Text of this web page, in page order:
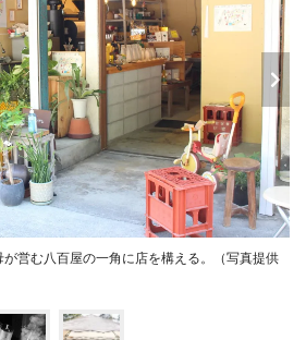
営む八百屋の一角に店を構える。（写真提供